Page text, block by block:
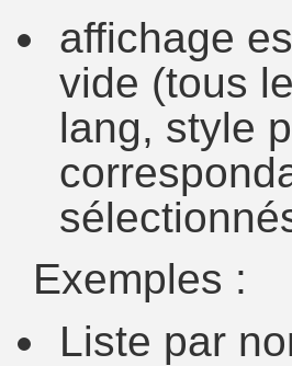
affichage
vide (tous
lang, style
Exemples :
Liste par